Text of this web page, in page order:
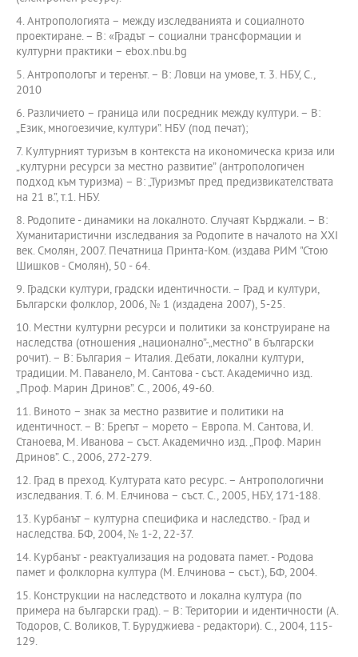
4. Антропологията – между изследванията и социалното
проектиране. – В: «Градът – социални трансформации и
културни практики – ebox.nbu.bg
5. Антропологът и теренът. – В: Ловци на умове, т. 3. НБУ, С.,
2010
6. Различието – граница или посредник между култури. – В:
„Език, многоезичие, култури”. НБУ (под печат);
7. Културният туризъм в контекста на икономическа криза или
„културни ресурси за местно развитие” (антропологичен
подход към туризма) – В: „Туризмът пред предизвикателствата
на 21 в.”, т.1. НБУ.
8. Родопите - динамики на локалното. Случаят Кърджали. – В:
Хуманитаристични изследвания за Родопите в началото на ХХІ
век. Смолян, 2007. Печатница Принта-Ком. (издава РИМ "Стою
Шишков - Смолян), 50 - 64.
9. Градски култури, градски идентичности. – Град и култури,
Български фолклор, 2006, № 1 (издадена 2007), 5-25.
10. Местни културни ресурси и политики за конструиране на
наследства (отношения „национално”-„местно” в български
рочит). – В: България – Италия. Дебати, локални култури,
традиции. М. Паванело, М. Сантова - съст. Академично изд.
„Проф. Марин Дринов”. С., 2006, 49-60.
11. Виното – знак за местно развитие и политики на
идентичност. – В: Брегът – морето – Европа. М. Сантова, И.
Станоева, М. Иванова – съст. Академично изд. „Проф. Марин
Дринов”. С., 2006, 272-279.
12. Град в преход. Културата като ресурс. – Антропологични
изследвания. Т. 6. М. Елчинова – съст. С., 2005, НБУ, 171-188.
13. Курбанът – културна специфика и наследство. - Град и
наследства. БФ, 2004, № 1-2, 22-37.
14. Курбанът - реактуализация на родовата памет. - Родова
памет и фолклорна култура (М. Елчинова – съст.), БФ, 2004.
15. Конструкции на наследството и локална култура (по
примера на български град). – В: Територии и идентичности (А.
Тодоров, С. Воликов, Т. Буруджиева - редактори). С., 2004, 115-
129.